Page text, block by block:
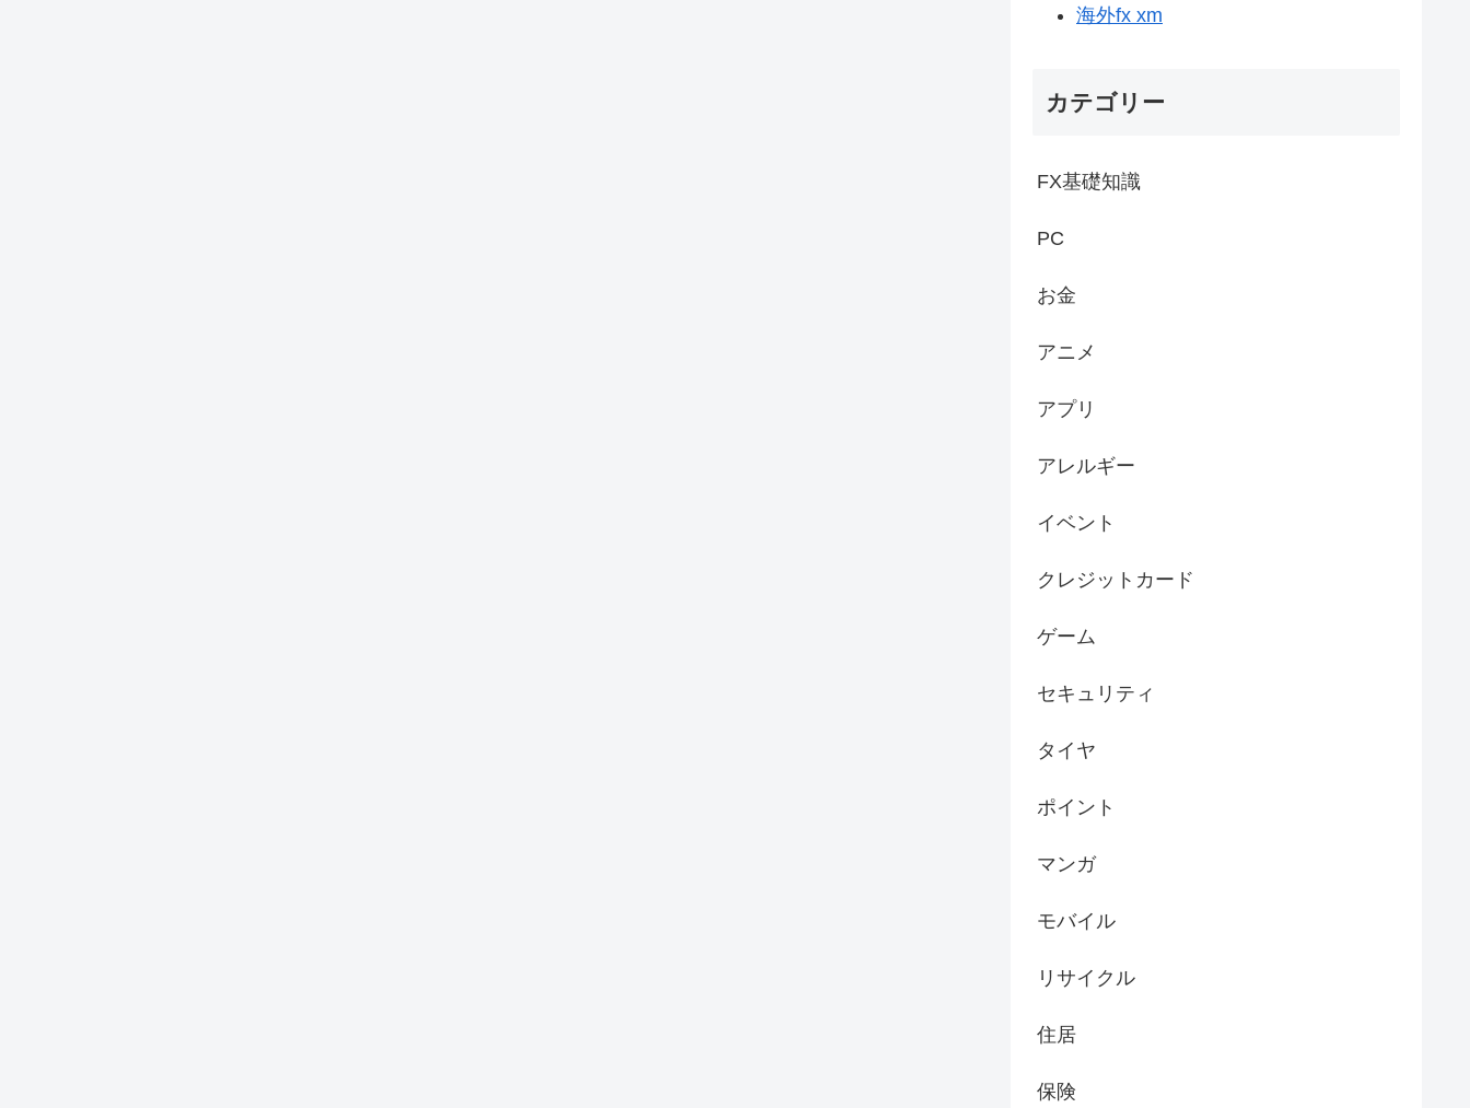
海外fx xm
カテゴリー
FX基礎知識
PC
お金
アニメ
アプリ
アレルギー
イベント
クレジットカード
ゲーム
セキュリティ
タイヤ
ポイント
マンガ
モバイル
リサイクル
住居
保険